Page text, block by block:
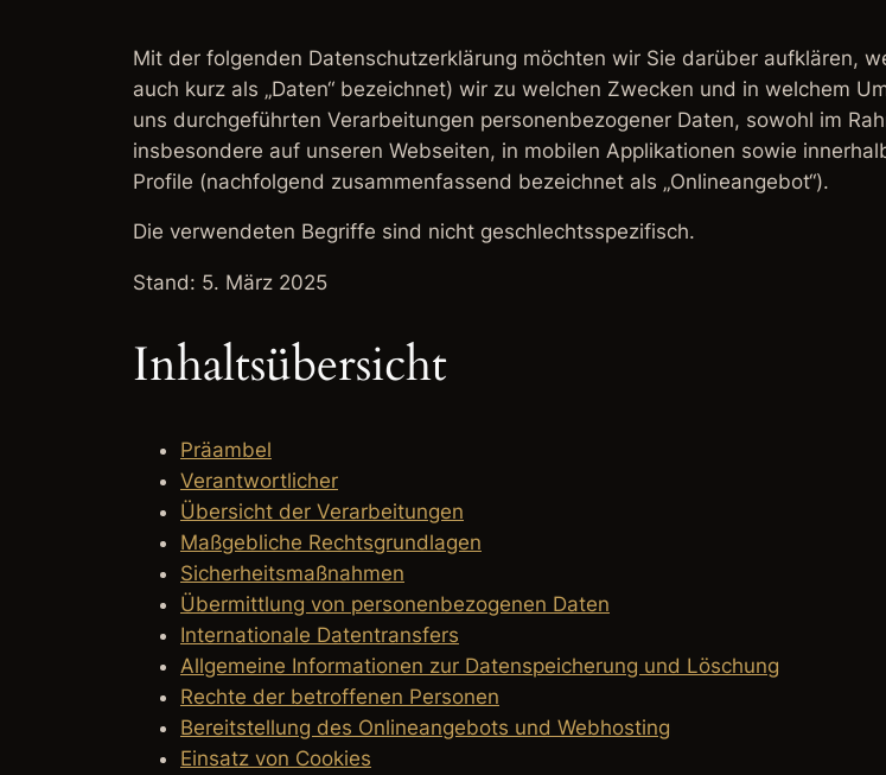
Mit der folgenden Datenschutzerklärung möchten wir Sie darüber aufklären,
auch kurz als „Daten“ bezeichnet) wir zu welchen Zwecken und in welchem
uns durchgeführten Verarbeitungen personenbezogener Daten, sowohl im
insbesondere auf unseren Webseiten, in mobilen Applikationen sowie
Profile (nachfolgend zusammenfassend bezeichnet als „Onlineangebot“).
Die verwendeten Begriffe sind nicht geschlechtsspezifisch.
Stand: 5. März 2025
Inhaltsübersicht
Präambel
Verantwortlicher
Übersicht der Verarbeitungen
Maßgebliche Rechtsgrundlagen
Sicherheitsmaßnahmen
Übermittlung von personenbezogenen Daten
Internationale Datentransfers
Allgemeine Informationen zur Datenspeicherung und Löschung
Rechte der betroffenen Personen
Bereitstellung des Onlineangebots und Webhosting
Einsatz von Cookies